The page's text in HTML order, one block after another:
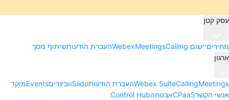
עסק קטן
מחיריםיישום Webex MeetingsCalling העברת הודעותשיתוף מסך
ארגון
Webex SuiteCallingMeetings העברת הודעותSlidoוובינריםEventsמוקד
אנשי הקשרCPaaSאבטחהControl Hub